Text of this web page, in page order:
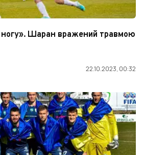
Шаран вражений травмою
22.10.2023, 00:32